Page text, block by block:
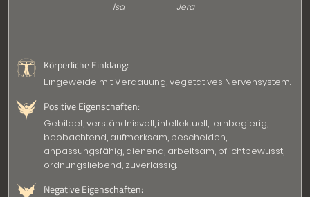
Isa Jera
Körperliche Einklang:
Eingeweide mit Verdauung, vegetatives Nervensystem.
Positive Eigenschaften:
Gebildet, verständnisvoll, intellektuell, lernbegierig,
beobachtend, aufmerksam, bescheiden,
anpassungsfähig, dienend, arbeitsam, pflichtbewusst,
ordnungsliebend, zuverlässig.
Negative Eigenschaften: